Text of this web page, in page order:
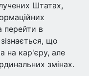
Штатах,
перейти в
що
на кар'єру, але
змінах.